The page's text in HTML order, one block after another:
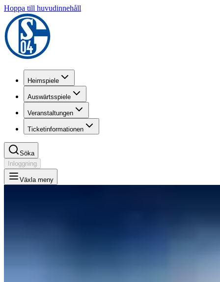
Hoppa till huvudinnehåll
Heimspiele
Auswärtsspiele
Veranstaltungen
Ticketinformationen
Söka
Inloggning
Växla meny